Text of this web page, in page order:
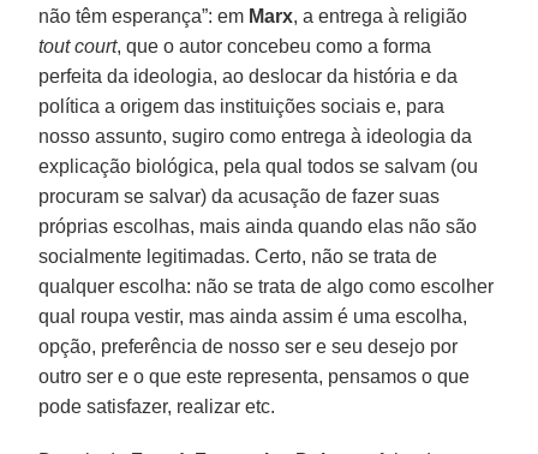
não têm esperança”: em Marx, a entrega à religião
tout court, que o autor concebeu como a forma
perfeita da ideologia, ao deslocar da história e da
política a origem das instituições sociais e, para
nosso assunto, sugiro como entrega à ideologia da
explicação biológica, pela qual todos se salvam (ou
procuram se salvar) da acusação de fazer suas
próprias escolhas, mais ainda quando elas não são
socialmente legitimadas. Certo, não se trata de
qualquer escolha: não se trata de algo como escolher
qual roupa vestir, mas ainda assim é uma escolha,
opção, preferência de nosso ser e seu desejo por
outro ser e o que este representa, pensamos o que
pode satisfazer, realizar etc.